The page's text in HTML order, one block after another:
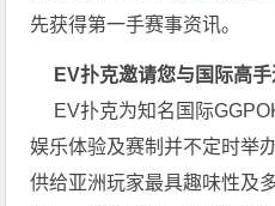
先获得第一手赛事资讯。
EV扑克邀请您与国际高手
EV扑克为知名国际
娱乐体验及赛制并不定时举
供给亚洲玩家最具趣味性及